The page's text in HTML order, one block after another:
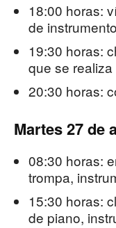
18:00 horas:
de
19:30 horas:
que se
20:30 horas:
Martes 27 de
08:30 horas:
trompa,
15:30 horas:
de piano,